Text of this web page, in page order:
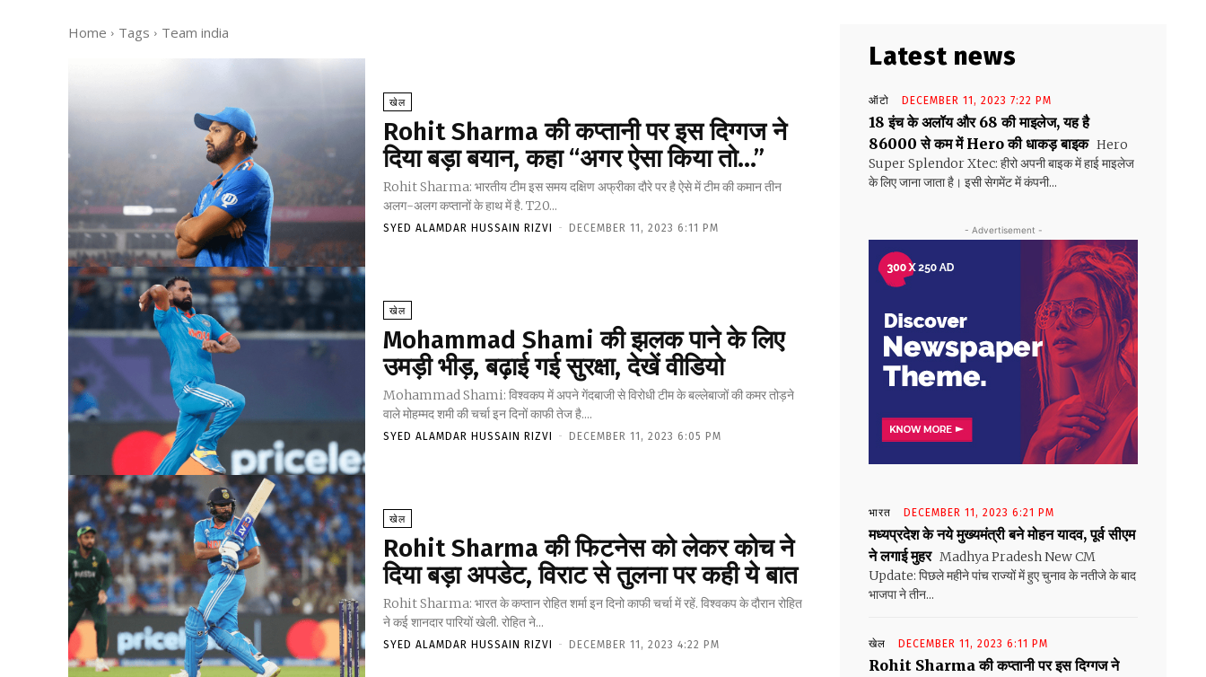
Home Tags Team india
खेल
Rohit Sharma की कप्तानी पर इस दिग्गज ने
दिया बड़ा बयान, कहा “अगर ऐसा किया तो…”
Rohit Sharma: भारतीय टीम इस समय दक्षिण अफ्रीका दौरे पर है ऐसे में टीम की कमान तीन
अलग-अलग कप्तानों के हाथ में है. T20...
SYED ALAMDAR HUSSAIN RIZVI - DECEMBER 11, 2023 6:11 PM
खेल
Mohammad Shami की झलक पाने के लिए
उमड़ी भीड़, बढ़ाई गई सुरक्षा, देखें वीडियो
Mohammad Shami: विश्वकप में अपने गेंदबाजी से विरोधी टीम के बल्लेबाजों की कमर तोड़ने
वाले मोहम्मद शमी की चर्चा इन दिनों काफी तेज है....
SYED ALAMDAR HUSSAIN RIZVI - DECEMBER 11, 2023 6:05 PM
खेल
Rohit Sharma की फिटनेस को लेकर कोच ने
दिया बड़ा अपडेट, विराट से तुलना पर कही ये बात
Rohit Sharma: भारत के कप्तान रोहित शर्मा इन दिनो काफी चर्चा में रहें. विश्वकप के दौरान रोहित
ने कई शानदार पारियों खेली. रोहित ने...
SYED ALAMDAR HUSSAIN RIZVI - DECEMBER 11, 2023 4:22 PM
Latest news
ऑटो DECEMBER 11, 2023 7:22 PM
18 इंच के अलॉय और 68 की माइलेज, यह है
86000 से कम में Hero की धाकड़ बाइक Hero
Super Splendor Xtec: हीरो अपनी बाइक में हाई माइलेज
के लिए जाना जाता है। इसी सेगमेंट में कंपनी...
- Advertisement -
भारत DECEMBER 11, 2023 6:21 PM
मध्यप्रदेश के नये मुख्यमंत्री बने मोहन यादव, पूर्व सीएम
ने लगाई मुहर Madhya Pradesh New CM
Update: पिछले महीने पांच राज्यों में हुए चुनाव के नतीजे के बाद
भाजपा ने तीन...
खेल DECEMBER 11, 2023 6:11 PM
Rohit Sharma की कप्तानी पर इस दिग्गज ने